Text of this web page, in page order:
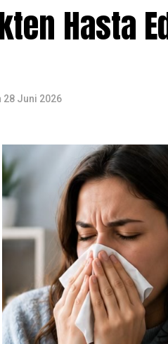
Hasta
28 Juni 2026